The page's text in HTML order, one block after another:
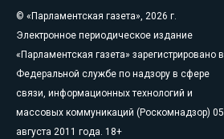
© «Парламентская газета», 2026 г.
Электронное периодическое издание
«Парламентская газета» зарегистрировано в
Федеральной службе по надзору в сфере
связи, информационных технологий и
массовых коммуникаций (Роскомнадзор) 05
августа 2011 года. 18+